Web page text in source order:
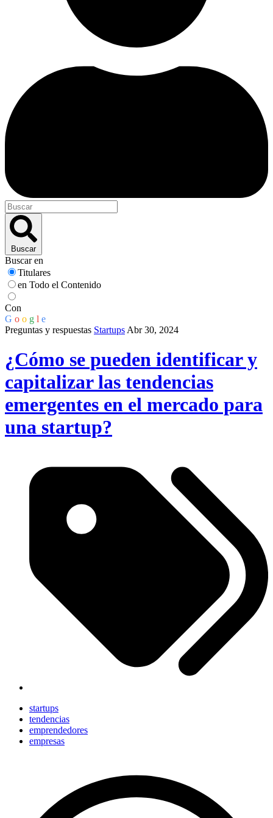
Buscar
Buscar en
Titulares
en Todo el Contenido
Con
G o o g l e
Preguntas y respuestas Startups Abr 30, 2024
¿Cómo se pueden identificar y
capitalizar las tendencias
emergentes en el mercado para
una startup?
startups
tendencias
emprendedores
empresas